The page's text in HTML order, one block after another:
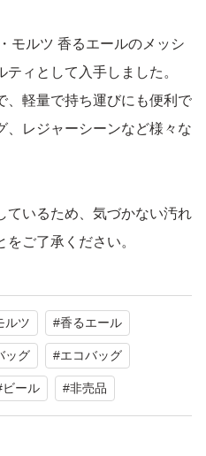
モルツ 香るエールのメッシ
ィとして入手しました。
、軽量で持ち運びにも便利で
、レジャーシーンなど様々な
ているため、気づかない汚れ
ご了承ください。
しますので、その点もご理
。
ベルティ）
ルツ #香るエール
ッグ #エコバッグ
ビール #非売品